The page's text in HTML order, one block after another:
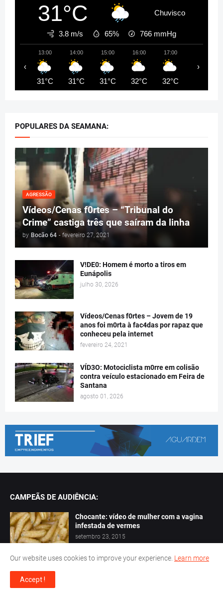
31°C Chuvisco
3.8 m/s 65% 766 mmHg
13:00
31°C
14:00
31°C
15:00
31°C
16:00
32°C
17:00
32°C
‹ ›
POPULARES DA SEAMANA:
AGRESSÃO
Vídeos/Cenas f0rtes – “Tribunal do
Crime” castiga três que saíram da linha
by Bocão 64 - fevereiro 27, 2021
V!DE0: Homem é morto a tiros em
Eunápolis
julho 30, 2026
Vídeos/Cenas f0rtes – Jovem de 19
anos foi m0rta à fac4das por rapaz que
conheceu pela internet
fevereiro 24, 2021
VÍD3O: Motociclista m0rre em colisão
contra veículo estacionado em Feira de
Santana
agosto 01, 2026
CAMPEÃS DE AUDIÊNCIA:
Chocante: vídeo de mulher com a vagina
infestada de vermes
setembro 23, 2015
Our website uses cookies to improve your experience. Learn more
Accept !